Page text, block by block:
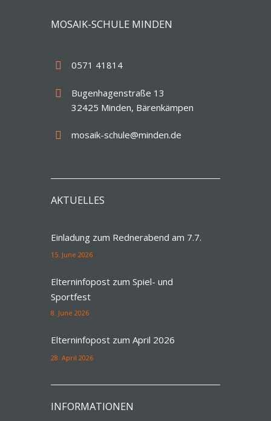
MOSAIK-SCHULE MINDEN
0571 41814
Bugenhagenstraße 13
32425 Minden, Bärenkämpen
mosaik-schule@minden.de
AKTUELLES
Einladung zum Rednerabend am 7.7.
15. June 2026
Elterninfopost zum Spiel- und
Sportfest
8. June 2026
Elterninfopost zum April 2026
28. April 2026
INFORMATIONEN